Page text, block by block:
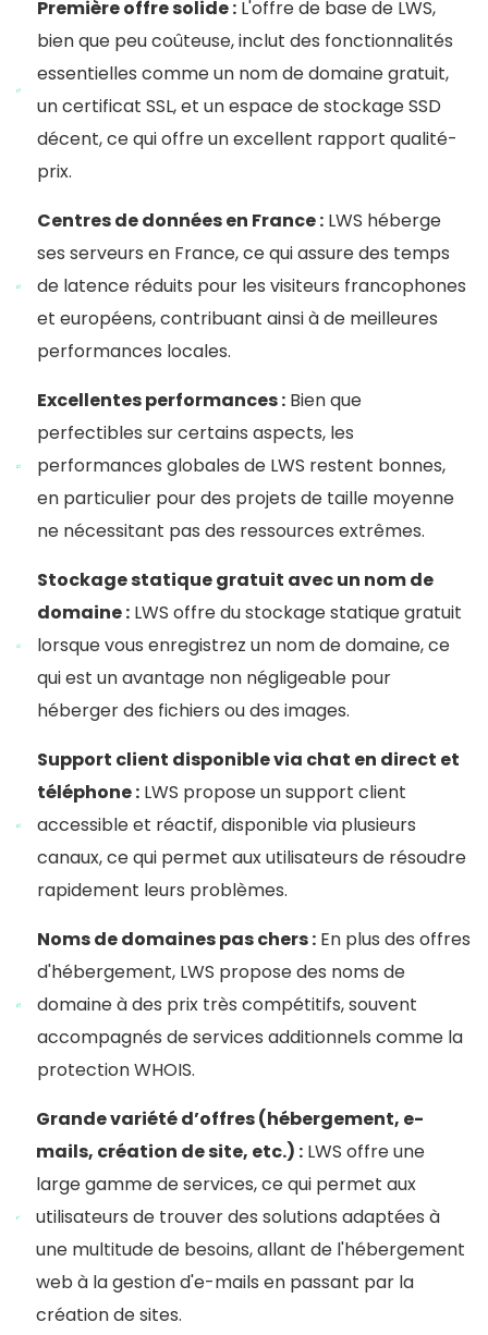
Première offre solide :L'offre de base de LWS,
bien que peu coûteuse, inclut des fonctionnalités
essentielles comme un nom de domaine gratuit,
un certificat SSL, et un espace de stockage SSD
décent, ce qui offre un excellent rapport qualité-
prix.
Centres de données en France : LWS héberge
ses serveurs en France, ce qui assure des temps
de latence réduits pour les visiteurs francophones
et européens, contribuant ainsi à de meilleures
performances locales.
Excellentes performances : Bien que
perfectibles sur certains aspects, les
performances globales de LWS restent bonnes,
en particulier pour des projets de taille moyenne
ne nécessitant pas des ressources extrêmes.
Stockage statique gratuit avec un nom de
domaine : LWS offre du stockage statique gratuit
lorsque vous enregistrez un nom de domaine, ce
qui est un avantage non négligeable pour
héberger des fichiers ou des images.
Support client disponible via chat en direct et
téléphone : LWS propose un support client
accessible et réactif, disponible via plusieurs
canaux, ce qui permet aux utilisateurs de résoudre
rapidement leurs problèmes.
Noms de domaines pas chers : En plus des offres
d'hébergement, LWS propose des noms de
domaine à des prix très compétitifs, souvent
accompagnés de services additionnels comme la
protection WHOIS.
Grande variété d’offres (hébergement, e-
mails, création de site, etc.) : LWS offre une
large gamme de services, ce qui permet aux
utilisateurs de trouver des solutions adaptées à
une multitude de besoins, allant de l'hébergement
web à la gestion d'e-mails en passant par la
création de sites.